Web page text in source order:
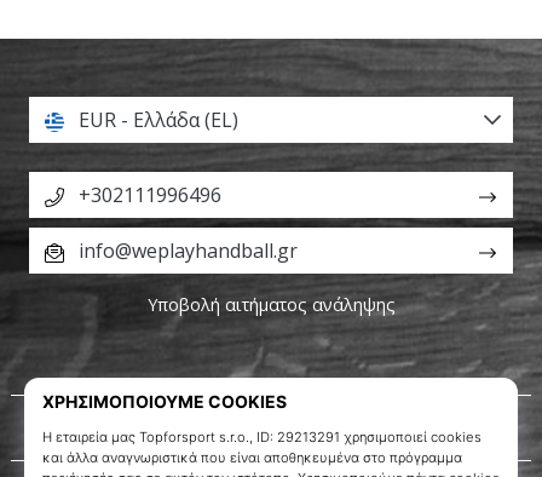
Σχετικά μ' εμάς
EUR - Ελλάδα (EL)
+302111996496
info@weplayhandball.gr
Υποβολή αιτήματος ανάληψης